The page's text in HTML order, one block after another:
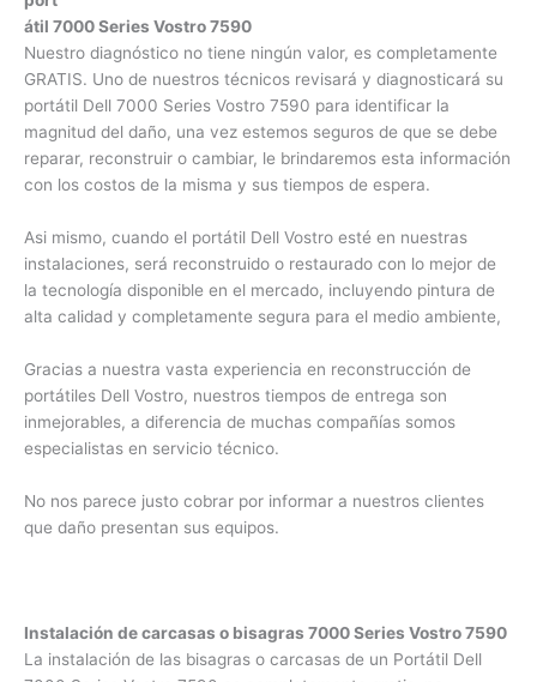
e
la
r
econstrucción de un portátil 7000 Series Vostro 7590
Nuestro diagnóstico no tiene ningún valor, es
completamente GRATIS. Uno de nuestros técnicos revisará
y diagnosticará su portátil Dell 7000 Series Vostro 7590
para identificar la magnitud del daño, una vez estemos
brindaremos esta información con los costos de la misma y
sus tiempos de espera.
Asi mismo, cuando el portátil Dell Vostro esté en nuestras
de la tecnología disponible en el mercado, incluyendo pintura
de alta calidad y completamente segura para el medio
ambiente,
portátiles Dell Vostro, nuestros tiempos de entrega son
inmejorables, a diferencia de muchas compañías somos
que daño presentan sus equipos.